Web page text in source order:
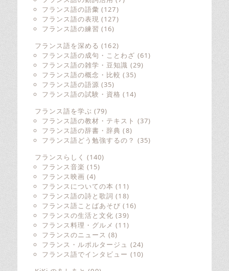
フランス語の語彙 (127)
フランス語の表現 (127)
フランス語の練習 (16)
フランス語を深める (162)
フランス語の成句・ことわざ (61)
フランス語の雑学・豆知識 (29)
フランス語の概念・比較 (35)
フランス語の語源 (35)
フランス語の試験・資格 (14)
フランス語を学ぶ (79)
フランス語の教材・テキスト (37)
フランス語の辞書・辞典 (8)
フランス語どう勉強するの？ (35)
フランスらしく (140)
フランス音楽 (15)
フランス映画 (4)
フランスについての本 (11)
フランス語の詩と歌詞 (18)
フランス語ことばあそび (16)
フランスの生活と文化 (39)
フランス料理・グルメ (11)
フランスのニュース (8)
フランス・ルポルタージュ (24)
フランス語でインタビュー (10)